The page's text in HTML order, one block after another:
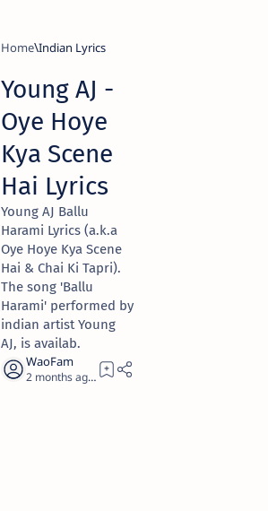
Home Indian Lyrics
Young AJ -
Oye Hoye
Kya Scene
Hai Lyrics
Young AJ Ballu
Harami Lyrics (a.k.a
Oye Hoye Kya Scene
Hai & Chai Ki Tapri).
The song 'Ballu
Harami' performed by
indian artist Young
AJ, is availab.
2 months ago 3